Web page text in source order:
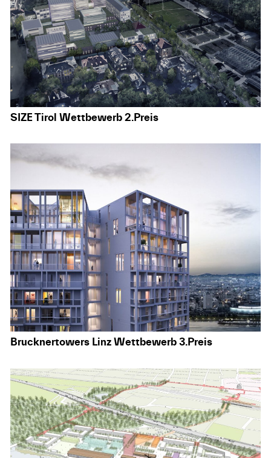
SIZE Tirol Wettbewerb 2.Preis
Brucknertowers Linz Wettbewerb 3.Preis